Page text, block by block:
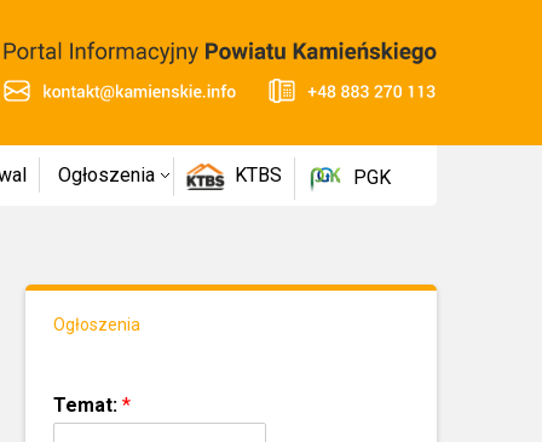
Ogłoszenia KTBS PGK
Ogłoszenia
Temat: *